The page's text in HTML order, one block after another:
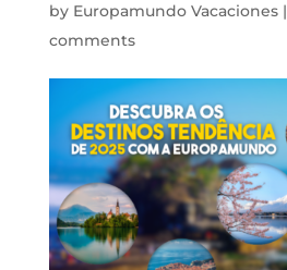
by Europamundo Vacaciones|
comments